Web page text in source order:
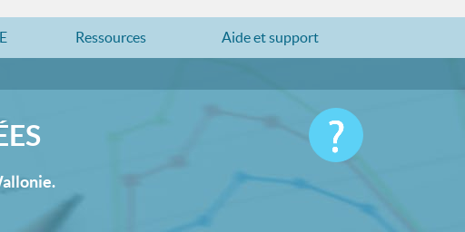
Ressources Aide et support